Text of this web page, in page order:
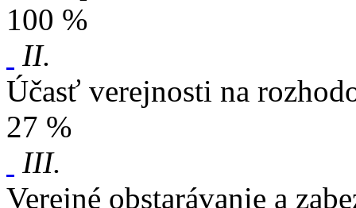
100 %
II.
Účasť verejnosti na
27 %
III.
Verejné obstarávanie a